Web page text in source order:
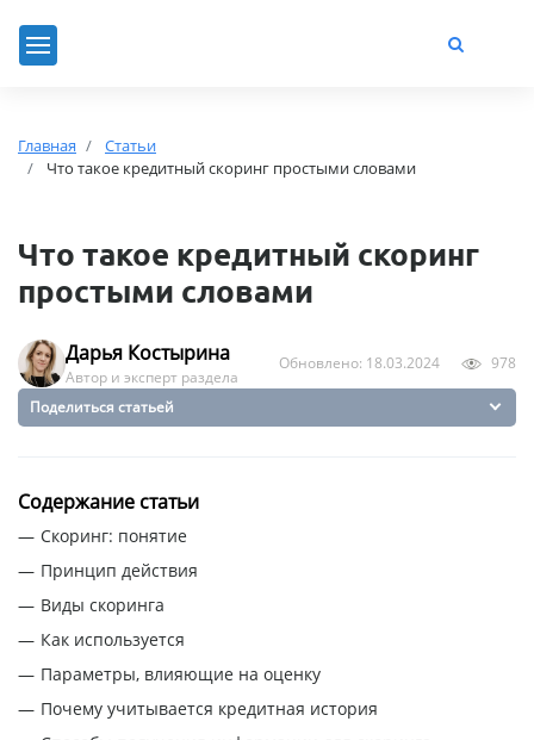
Главная
Статьи
Что такое кредитный скоринг простыми словами
Что такое кредитный скоринг
простыми словами
Дарья Костырина
Автор и эксперт раздела
Обновлено: 18.03.2024 978
Поделиться статьей
Содержание статьи
Скоринг: понятие
Принцип действия
Виды скоринга
Как используется
Параметры, влияющие на оценку
Почему учитывается кредитная история